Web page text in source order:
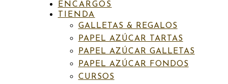
ENCARGOS
TIENDA
GALLETAS & REGALOS
PAPEL AZÚCAR TARTAS
PAPEL AZÚCAR GALLETAS
PAPEL AZÚCAR FONDOS
CURSOS
GALLETAS & REGALOS
TAZA124 VIAJE AL ESPACIO
Categorías:Galletas & Regalos,Infantiles,Tazas
Colección espacio